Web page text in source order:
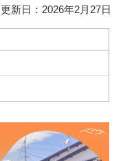
更新日：2026年2月27日